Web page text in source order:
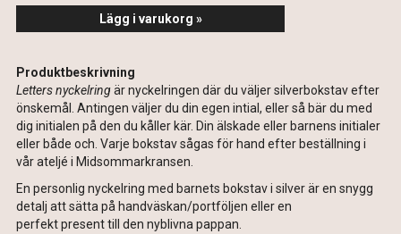
Lägg i varukorg »
Produktbeskrivning
Letters nyckelringär nyckelringen där du väljer silverbokstav efter
önskemål. Antingen väljer du din egen intial, eller så bär du med
dig initialen på den du kåller kär. Din älskade eller barnens initialer
eller både och. Varje bokstav sågas för hand efter beställning i
vår ateljé i Midsommarkransen.
En personlig nyckelring med barnets bokstav i silver är en snygg
detalj att sätta på handväskan/portföljen eller en
perfekt present till den nyblivna pappan.